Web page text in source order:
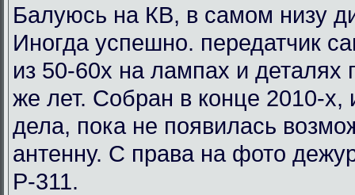
Балуюсь на КВ, в самом низу
Иногда успешно. передатчик
из 50-60х на лампах и деталях
же лет. Собран в конце 2010-х,
дела, пока не появилась
антенну. С права на фото
Р-311.